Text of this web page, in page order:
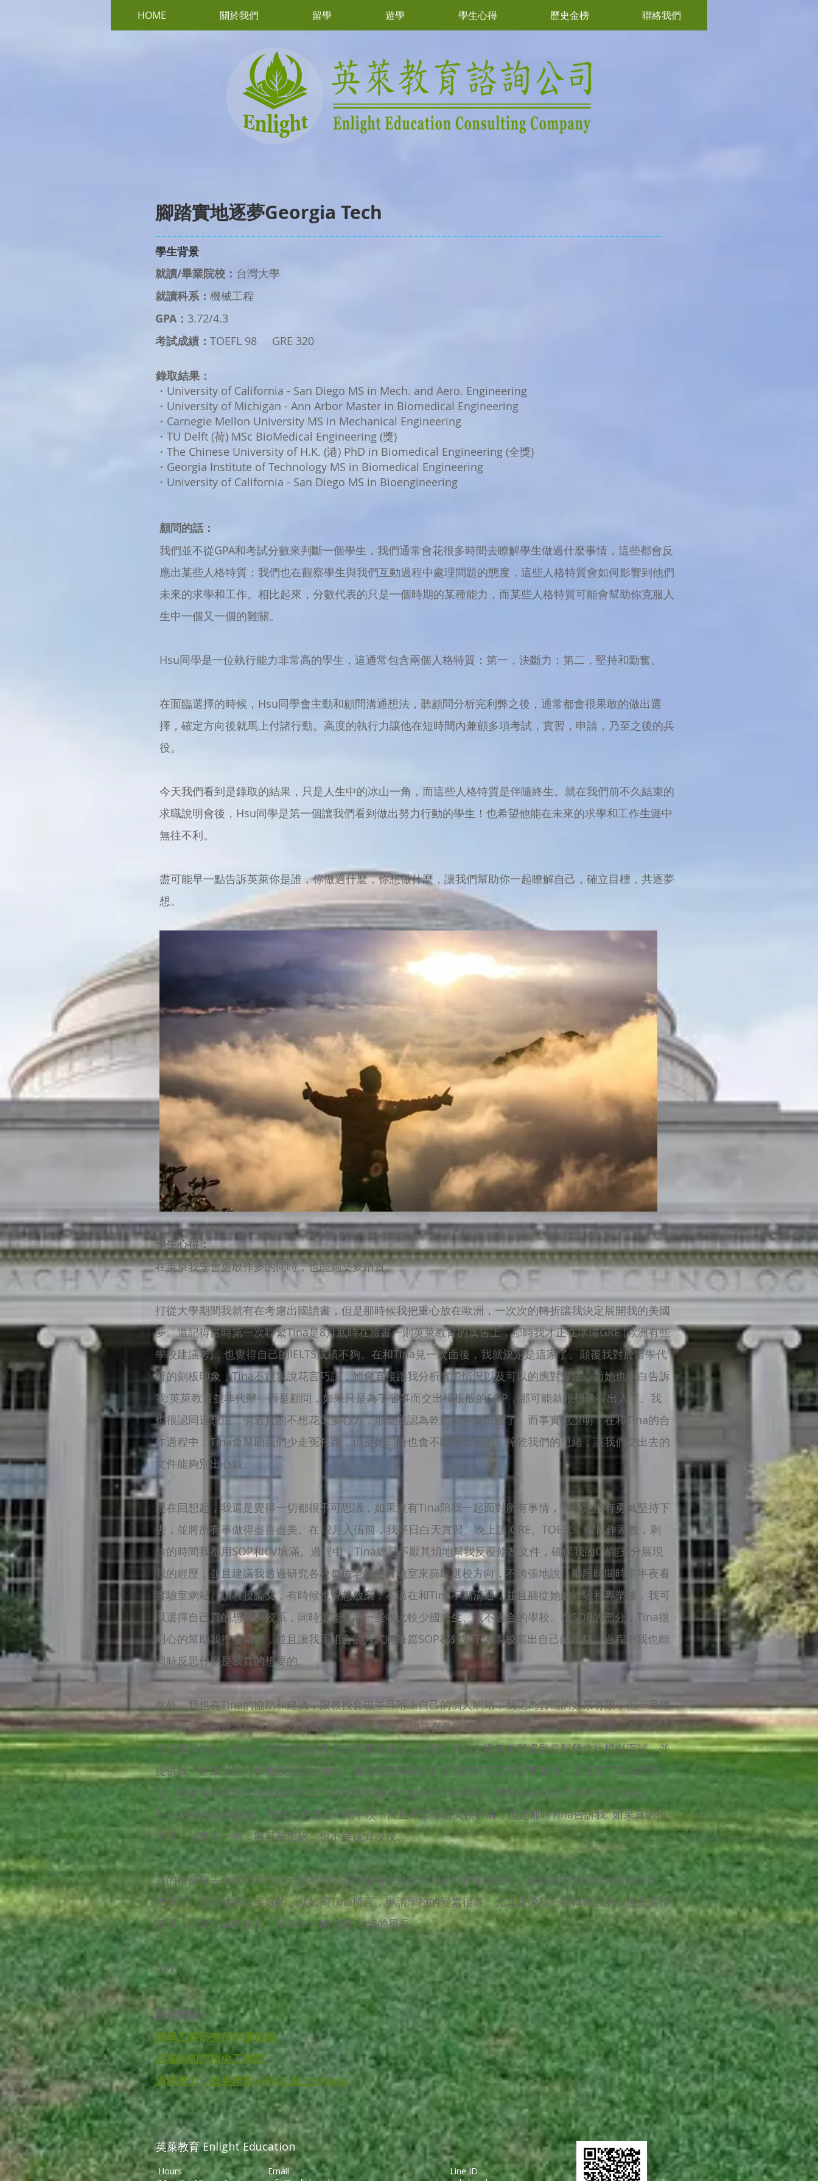
HOME 關於我們 留學 遊學 學生心得 歷史金榜 聯絡我們
腳踏實地逐夢Georgia Tech
學生背景
就讀/畢業院校： 台灣大學
就讀科系： 機械工程
GPA： 3.72/4.3
考試成績： TOEFL 98 GRE 320
錄取結果：
・University of California - San Diego MS in Mech. and Aero. Engineering
・University of Michigan - Ann Arbor Master in Biomedical Engineering
・Carnegie Mellon University MS in Mechanical Engineering
・TU Delft (荷) MSc BioMedical Engineering (獎)
・The Chinese University of H.K. (港) PhD in Biomedical Engineering (全獎)
・Georgia Institute of Technology MS in Biomedical Engineering
・University of California - San Diego MS in Bioengineering
顧問的話：
我們並不從GPA和考試分數來判斷一個學生，我們通常會花很多時間去瞭解學生做過什麼事情，這些都會反
應出某些人格特質；我們也在觀察學生與我們互動過程中處理問題的態度，這些人格特質會如何影響到他們
未來的求學和工作。相比起來，分數代表的只是一個時期的某種能力，而某些人格特質可能會幫助你克服人
生中一個又一個的難關。
Hsu同學是一位執行能力非常高的學生，這通常包含兩個人格特質：第一，決斷力；第二，堅持和勤奮。
在面臨選擇的時候，Hsu同學會主動和顧問溝通想法，聽顧問分析完利弊之後，通常都會很果敢的做出選
擇，確定方向後就馬上付諸行動。高度的執行力讓他在短時間內兼顧多項考試，實習，申請，乃至之後的兵
役。
今天我們看到是錄取的結果，只是人生中的冰山一角，而這些人格特質是伴隨終生。就在我們前不久結束的
求職說明會後，Hsu同學是第一個讓我們看到做出努力行動的學生！也希望他能在未來的求學和工作生涯中
無往不利。
盡可能早一點告訴英萊你是誰，你做過什麼，你想做什麼，讓我們幫助你一起瞭解自己，確立目標，共逐夢
想。
學生心得：
在英萊我學會勇敢作夢的同時，也能夠築夢踏實。
打從大學期間我就有在考慮出國讀書，但是那時候我把重心放在歐洲，一次次的轉折讓我決定展開我的美國
夢。還記得當時第一次聯繫Tina是8月底時在臉書一則英萊教育的廣告上，那時我才正在準備GRE (歐洲有些
學校建議考)，也覺得自己的IELTS成績不夠。在和Tina見一次面後，我就決定是這家了。顛覆我對於留學代
辦的刻板印象，Tina不跟我說花言巧語，她會直接跟我分析實際情況以及可以的應對方法，而她也明白告訴
我:英萊教育並非代辦，而是顧問，如果只是為了省事而交出模板般的SOP，那可能就跟想像有出入了。我
也很認同這想法，倘若真的不想花太多心力，那麼我認為乾脆就不要出國了。而事實也證明，在和Tina的合
作過程中，Tina會幫助我們少走冤枉路，但是她同時也會不斷鞭策我們，榨乾我們的思緒，讓我們交出去的
文件能夠別出心裁。
現在回想起，我還是覺得一切都很不可思議，如果沒有Tina陪我一起面對所有事情，我一定沒有勇氣堅持下
去，並將所有事做得盡善盡美。在12月入伍前，我平日白天實習、晚上讀 GRE、TOEFL，假日作家教，剩
餘的時間我都用SOP和CV填滿。過程中，Tina總是不厭其煩地幫我反覆修改文件，確保我的CV能充分展現
我的經歷，並且建議我透過研究各校每位老師的實驗室來篩取選校方向，不誇張地說，那段時間時常半夜看
實驗室網站、讀教授論文，有時候也會想放棄，不過在和Tina不斷溝通，並且聽從她的經驗和專業後，我可
以選擇自己真的想要的校系，同時還能避開一些收比較少國際生、或不適合的學校。在SOP的部分，Tina很
用心的幫助我挖掘素材，並且讓我用組合的方式將每篇SOP都針對不同學校寫出自己的風格，過程中我也能
同時反思什麼是我真的想要的。
此外，我也在Tina的協助和建議，跟教授套磁並且附上自己的個人網站，我認為套磁的效果有限，但一旦聯
繫上教授，機會增加許多。我大概聯繫了20位教授，總算有教授提出要跟我視訊面試。我自己是一個面試
會很緊張的人，再加上我對自己的英文口語很沒信心，沒想到Tina在過年期間還願意幫我進行模擬面試，並
提供我一些面試技巧和應該注意的地方。雖然我覺得我正式面試的時候沒有正常發揮，但是有了Tina的幫
忙，我最後在TOEFL沒達標的情況下仍然能拿到Georgia Tech的錄取。想當初在決定是否要投Georgia
Tech的時候也很猶豫，畢竟它也算是一間牛校，而且專業排名又很靠前，但是那時Tina告訴我: 如果真的很
渴望，就奮力一搏，寧可被拒絕，也不要後悔沒投。
真的很慶幸去年選擇和Tina一起努力，看到當時盡是全美Top20的選校名單，還是為了當時膽大的自己捏一
把冷汗，所幸結果是美好的。就如同Tina所言，申請學校的變素很多，尤其是像我一樣轉領域的，但是選擇
英萊，跟著Tina的規劃，我有幸一睹生醫Top3的風采。
By H.L.
延伸閱讀：
留學工科研究所申請指南
必看的四所頂尖工學院
過程努力，結果精彩-GPA3.28上UPenn
英萊教育 Enlight Education
Hours
Email
Line ID